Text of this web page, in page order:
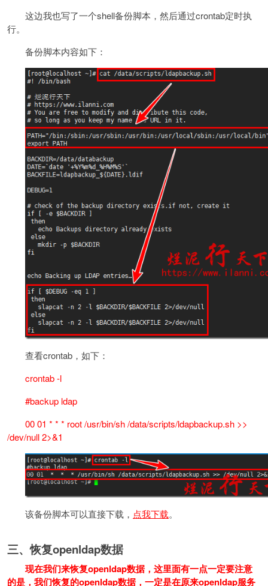
这边我也写了一个shell备份脚本，然后通过crontab定时执
行。
备份脚本内容如下：
查看crontab，如下：
crontab -l
#backup ldap
00 01 * * * root /usr/bin/sh /data/scripts/ldapbackup.sh >>
/dev/null 2>&1
该备份脚本可以直接下载， 点我下载。
三、恢复openldap数据
现在我们来恢复openldap数据，这里面有一点一定要注意
的是，我们恢复的openldap数据，一定是在原来openldap服务